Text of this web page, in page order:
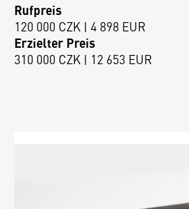
Rufpreis
120 000 CZK | 4 898 EUR
Erzielter Preis
310 000 CZK | 12 653 EUR